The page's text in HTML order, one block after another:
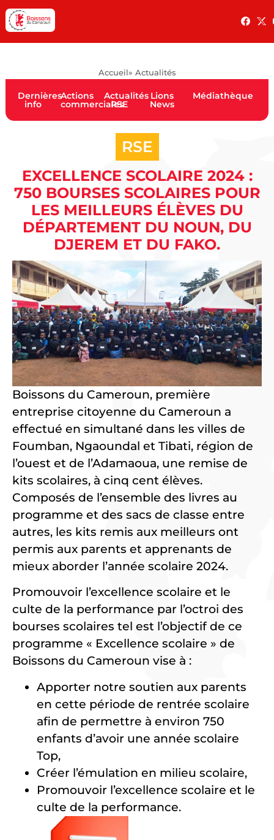
Accueil» Actualités
Dernières
info
Actions
commerciales
Actualités
RSE
Lions
News
Médiathèque
RSE
EXCELLENCE SCOLAIRE 2024 :
750 BOURSES SCOLAIRES POUR
LES MEILLEURS ÉLÈVES DU
DÉPARTEMENT DU NOUN, DU
DJEREM ET DU FAKO.
Boissons du Cameroun, première
entreprise citoyenne du Cameroun a
effectué en simultané dans les villes de
Foumban, Ngaoundal et Tibati, région de
l’ouest et de l’Adamaoua, une remise de
kits scolaires, à cinq cent élèves.
Composés de l’ensemble des livres au
programme et des sacs de classe entre
autres, les kits remis aux meilleurs ont
permis aux parents et apprenants de
mieux aborder l’année scolaire 2024.
Promouvoir l’excellence scolaire et le
culte de la performance par l’octroi des
bourses scolaires tel est l’objectif de ce
programme « Excellence scolaire » de
Boissons du Cameroun vise à :
Apporter notre soutien aux parents
en cette période de rentrée scolaire
afin de permettre à environ 750
enfants d’avoir une année scolaire
Top,
Créer l’émulation en milieu scolaire,
Promouvoir l’excellence scolaire et le
culte de la performance.